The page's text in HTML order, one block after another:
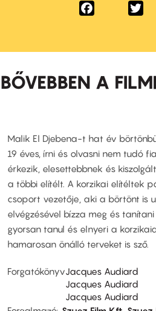
Facebook
BŐVEBBEN A
Malik El Djebena-t hat év
19 éves, írni és olvasni nem tudó
érkezik, elesettebbnek és
a többi elítélt. A korzikai elítéltek
csoport vezetője, aki a börtönt is
elvégzésével bízza meg és
gyorsan tanul és elnyeri a
hamarosan önálló terveket is sző.
ForgatókönyvJacques Audiard
Jacques Audiard
Jacques Audiard